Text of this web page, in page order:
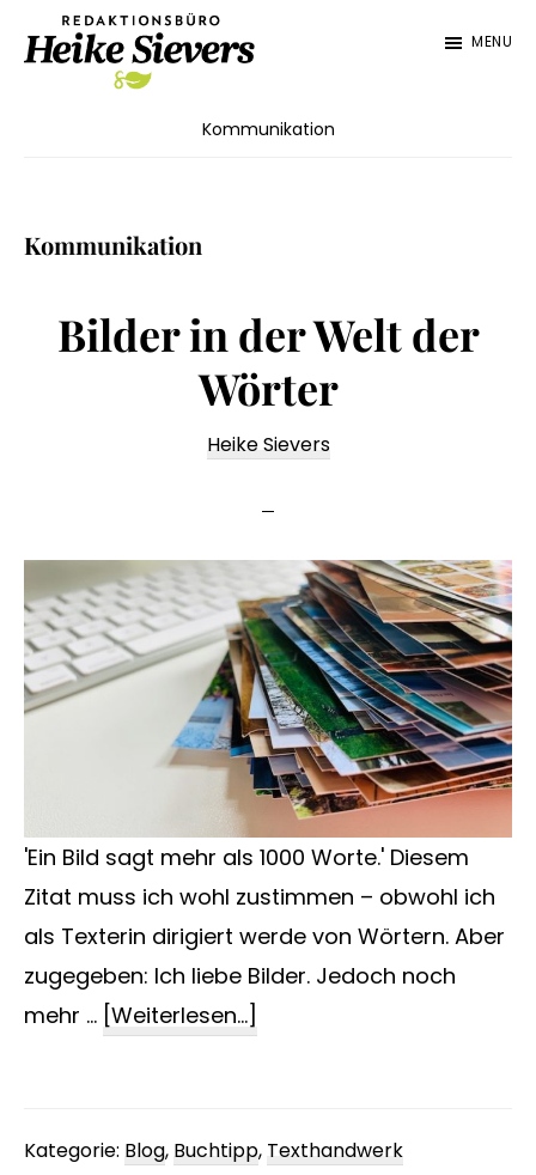
Inhalt
Fußzeile
MENU
Kommunikation
Kommunikation
Bilder in der Welt der
Wörter
Heike Sievers
'Ein Bild sagt mehr als 1000 Worte.' Diesem
Zitat muss ich wohl zustimmen – obwohl ich
als Texterin dirigiert werde von Wörtern. Aber
zugegeben: Ich liebe Bilder. Jedoch noch
mehr … [Weiterlesen...]
Kategorie: Blog, Buchtipp, Texthandwerk